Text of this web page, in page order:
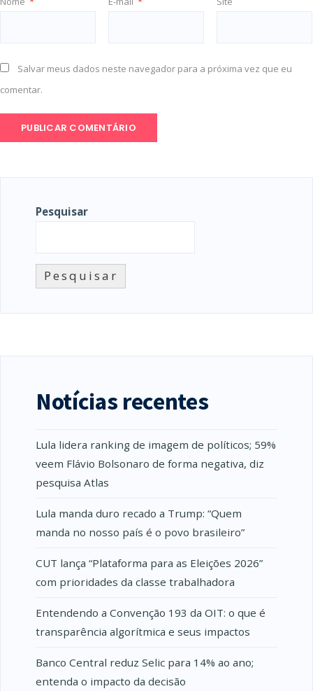
Salvar meus dados neste navegador para a próxima vez que eu
comentar.
Pesquisar
Pesquisar
Notícias recentes
Lula lidera ranking de imagem de políticos; 59%
veem Flávio Bolsonaro de forma negativa, diz
pesquisa Atlas
Lula manda duro recado a Trump: “Quem
manda no nosso país é o povo brasileiro”
CUT lança “Plataforma para as Eleições 2026”
com prioridades da classe trabalhadora
Entendendo a Convenção 193 da OIT: o que é
transparência algorítmica e seus impactos
Banco Central reduz Selic para 14% ao ano;
entenda o impacto da decisão